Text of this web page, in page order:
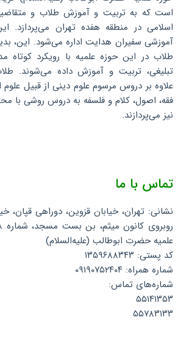
است که به تربیت و آموزش طلاب و
اسلامی در منطقه هفده تهران می‌پردازد.
آموزشی سفیران هدایت اداره می‌شود. این،
طلاب در این حوزه علمیه با رویکرد کوتاه
تبلیغی، تربیت و آموزش داده می‌شوند.
علاوه بر دروس مرسوم علوم دینی از قبیل
فقه، اصول، کلام و فلسفه به دروس روشی با
نیز می‌پردازند.
تماس با ما
نشانی: تهران، خیابان قزوین، دوراهی قپان،
علمیه حضرت ابوطالب (علیه‌السلام)
کد پستی: ۱۳۵۹۶۸۸۳۴۳
شماره همراه: ۰۹۱۹۰۷۵۲۴۰۴
شماره‌های تماس:
۵۵۱۴۱۳۵۳
۵۵۷۸۳۱۳۳